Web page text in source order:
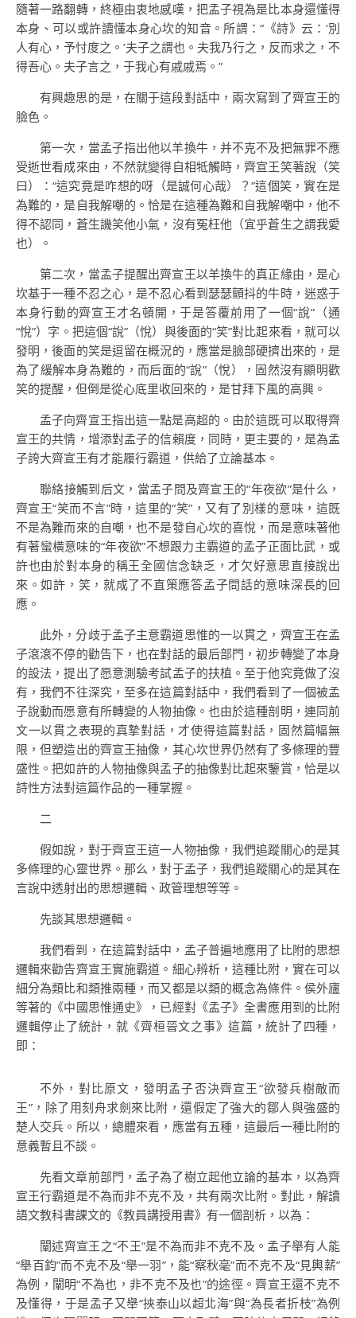
隨著一路翻轉，終極由衷地感嘆，把孟子視為是比本身還懂得
本身、可以或許讀懂本身心坎的知音。所謂：“《詩》云：‘別
人有心，予忖度之。’夫子之謂也。夫我乃行之，反而求之，不
得吾心。夫子言之，于我心有戚戚焉。”
有興趣思的是，在關于這段對話中，兩次寫到了齊宣王的
臉色。
第一次，當孟子指出他以羊換牛，并不克不及把無罪不應
受逝世看成來由，不然就變得自相牴觸時，齊宣王笑著說（笑
曰）：“這究竟是咋想的呀（是誠何心哉）？”這個笑，實在是
為難的，是自我解嘲的。恰是在這種為難和自我解嘲中，他不
得不認同，蒼生譏笑他小氣，沒有冤枉他（宜乎蒼生之謂我愛
也）。
第二次，當孟子提醒出齊宣王以羊換牛的真正緣由，是心
坎基于一種不忍之心，是不忍心看到瑟瑟顫抖的牛時，迷惑于
本身行動的齊宣王才名頓開，于是答覆前用了一個“說”（通
“悅”）字。把這個“說”（悅）與後面的“笑”對比起來看，就可以
發明，後面的笑是逗留在概況的，應當是臉部硬擠出來的，是
為了緩解本身為難的，而后面的“說”（悅），固然沒有顯明歡
笑的提醒，但倒是從心底里收回來的，是甘拜下風的高興。
孟子向齊宣王指出這一點是高超的。由於這既可以取得齊
宣王的共情，增添對孟子的信賴度，同時，更主要的，是為孟
子誇大齊宣王有才能履行霸道，供給了立論基本。
聯絡接觸到后文，當孟子問及齊宣王的“年夜欲”是什么，
齊宣王“笑而不言”時，這里的“笑”，又有了別樣的意味，這既
不是為難而來的自嘲，也不是發自心坎的喜悅，而是意味著他
有著蠻橫意味的“年夜欲”不想跟力主霸道的孟子正面比武，或
許也由於對本身的稱王全國信念缺乏，才欠好意思直接說出
來。如許，笑，就成了不直策應答孟子問話的意味深長的回
應。
此外，分歧于孟子主意霸道思惟的一以貫之，齊宣王在孟
子滾滾不停的勸告下，也在對話的最后部門，初步轉變了本身
的設法，提出了愿意測驗考試孟子的扶植。至于他究竟做了沒
有，我們不往深究，至多在這篇對話中，我們看到了一個被孟
子說動而愿意有所轉變的人物抽像。也由於這種剖明，連同前
文一以貫之表現的真摯對話，才使得這篇對話，固然篇幅無
限，但塑造出的齊宣王抽像，其心坎世界仍然有了多條理的豐
盛性。把如許的人物抽像與孟子的抽像對比起來鑒賞，恰是以
詩性方法對這篇作品的一種掌握。
二
假如說，對于齊宣王這一人物抽像，我們追蹤關心的是其
多條理的心靈世界。那么，對于孟子，我們追蹤關心的是其在
言說中透射出的思想邏輯、政管理想等等。
先談其思想邏輯。
我們看到，在這篇對話中，孟子普遍地應用了比附的思想
邏輯來勸告齊宣王實施霸道。細心辨析，這種比附，實在可以
細分為類比和類推兩種，而又都是以類的概念為條件。侯外廬
等著的《中國思惟通史》，已經對《孟子》全書應用到的比附
邏輯停止了統計，就《齊桓晉文之事》這篇，統計了四種，
即：
不外，對比原文，發明孟子否決齊宣王“欲發兵樹敵而
王”，除了用刻舟求劍來比附，還假定了強大的鄒人與強盛的
楚人交兵。所以，總體來看，應當有五種，這最后一種比附的
意義暫且不談。
先看文章前部門，孟子為了樹立起他立論的基本，以為齊
宣王行霸道是不為而非不克不及，共有兩次比附。對此，解讀
語文教科書課文的《教員講授用書》有一個剖析，以為：
闡述齊宣王之“不王”是不為而非不克不及。孟子舉有人能
“舉百鈞”而不克不及“舉一羽”，能“察秋毫”而不克不及“見輿薪”
為例，闡明“不為也，非不克不及也”的途徑。齊宣王還不克不
及懂得，于是孟子又舉“挾泰山以超北海”與“為長者折枝”為例